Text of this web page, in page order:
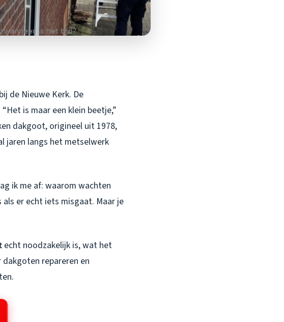
de Nieuwe Kerk. De
is maar een klein beetje,”
dakgoot, origineel uit 1978,
jaren langs het metselwerk
ik me af: waarom wachten
als er echt iets misgaat. Maar je
echt noodzakelijk is, wat het
repareren en